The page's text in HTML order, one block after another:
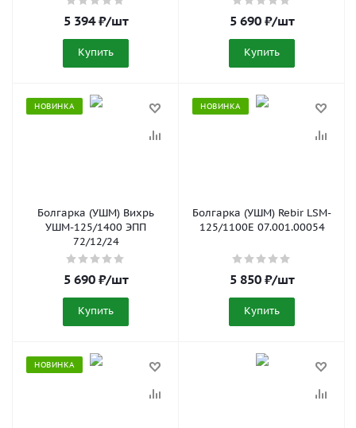
5 394₽/шт
Купить
5 690₽/шт
Купить
НОВИНКА
Болгарка (УШМ) Вихрь
УШМ-125/1400 ЭПП
72/12/24
5 690₽/шт
Купить
НОВИНКА
Болгарка (УШМ) Rebir LSM-
125/1100E 07.001.00054
5 850₽/шт
Купить
НОВИНКА